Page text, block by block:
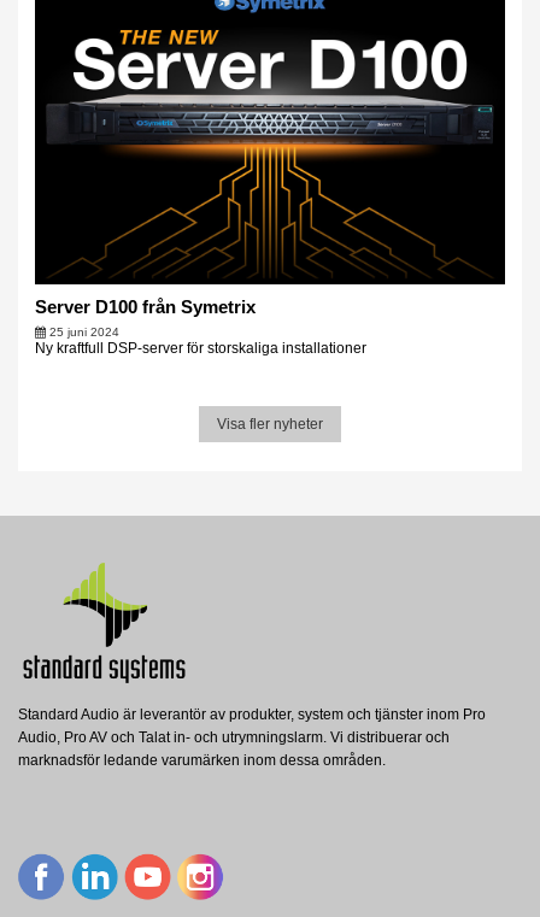
Server D100 från Symetrix
25 juni 2024
Ny kraftfull DSP-server för storskaliga installationer
Visa fler nyheter
Standard Audio är leverantör av produkter, system och tjänster inom Pro
Audio, Pro AV och Talat in- och utrymningslarm. Vi distribuerar och
marknadsför ledande varumärken inom dessa områden.